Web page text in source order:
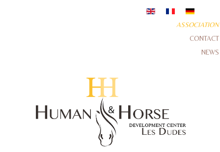
ASSOCIATION
CONTACT
NEWS